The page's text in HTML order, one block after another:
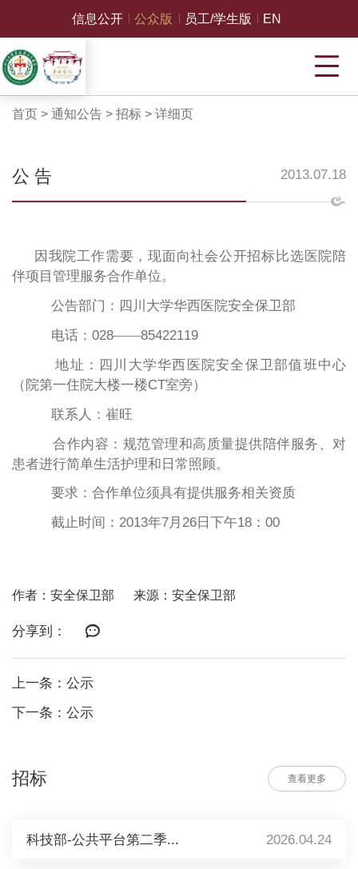
信息公开 公众版 员工/学生版 EN
首页 > 通知公告> 招标> 详细页
公 告 2013.07.18
因我院工作需要，现面向社会公开招标比选医院陪
伴项目管理服务合作单位。
公告部门：四川大学华西医院安全保卫部
电话：028——85422119
地址：四川大学华西医院安全保卫部值班中心
（院第一住院大楼一楼CT室旁）
联系人：崔旺
合作内容：规范管理和高质量提供陪伴服务、对
患者进行简单生活护理和日常照顾。
要求：合作单位须具有提供服务相关资质
截止时间： 2013年7月 26 日下午18 ：00
作者：安全保卫部 来源：安全保卫部
分享到：
上一条：公示
下一条：公示
招标 查看更多
科技部-公共平台第二季... 2026.04.24